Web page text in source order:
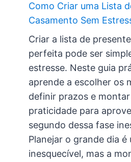
Como Criar uma Lista
Casamento Sem
Criar a lista de
perfeita pode ser
estresse. Neste guia
aprende a escolher os
definir prazos e
praticidade para
segundo dessa fase
Planejar o grande dia é
inesquecível, mas a